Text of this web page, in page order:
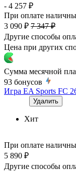
- 4 257 ₽
При оплате
3 090 ₽ 7 347 ₽
Другие способы
Цена при других
Сумма месячной
93 бонусов
Игра EA Sports FC
Удалить
Хит
При оплате
5 890 ₽
Другие способы